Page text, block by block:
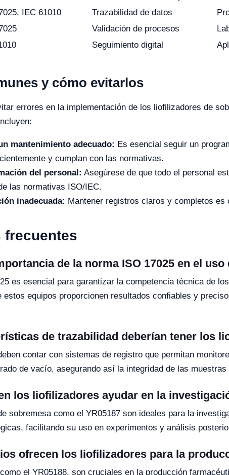
IEC 61010 Trazabilidad de datos
Validación de procesos
Seguimiento digital
y cómo evitarlos
errores en la implementación de los liofilizadores de
mantenimiento adecuado: Es esencial seguir un
y cumplan con las normativas.
del personal: Asegúrese de que todo el personal
las normativas ISO/IEC.
inadecuada: Mantener registros claros y completos
frecuentes
de la norma ISO 17025 en el
es esencial para garantizar la competencia técnica de
estos equipos proporcionen resultados confiables y
de trazabilidad deberían tener los
contar con sistemas de registro que permitan
de vacío, asegurando así la integridad de las muestras
los liofilizadores ayudar en la
sobremesa como el YR05187 son ideales para la
facilitando su uso en experimentos y análisis
ofrecen los liofilizadores para la
el YR05188, son cruciales en la producción